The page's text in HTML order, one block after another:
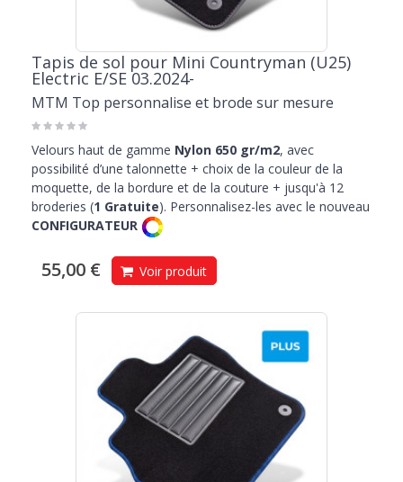
Tapis de sol pour Mini Countryman (U25)
Electric E/SE 03.2024-
MTM Top personnalise et brode sur mesure
Velours haut de gamme Nylon 650 gr/m2, avec
possibilité d’une talonnette + choix de la couleur de la
moquette, de la bordure et de la couture + jusqu'à 12
broderies (1 Gratuite). Personnalisez-les avec le nouveau
CONFIGURATEUR
55,00 € Voir produit